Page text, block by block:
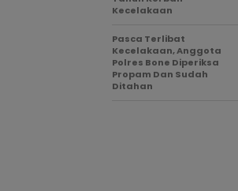
Kecelakaan
Pasca Terlibat
Kecelakaan, Anggota
Polres Bone Diperiksa
Propam Dan Sudah
Ditahan